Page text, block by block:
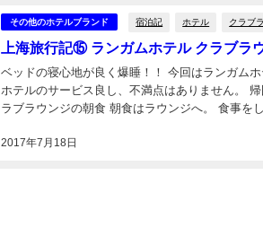
その他のホテルブランド 宿泊記 ホテル クラブ
上海旅行記⑮ ランガムホテル クラブラ
2017年7月18日
ベッドの寝心地が良く爆睡！！ 今回はランガム
ホテルのサービス良し、不満点はありません。 帰国してしま
ラブラウンジの朝食 朝食はラウンジへ。 食事を